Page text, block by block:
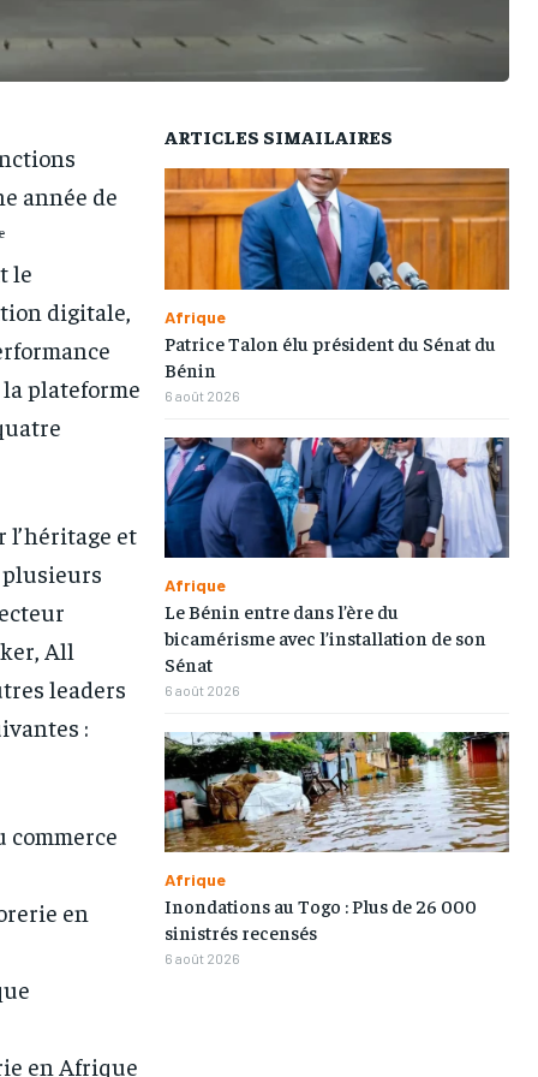
1-MONTH
1-MONTH
année de
le
digitale,
plateforme
l’héritage et
plusieurs
All
leaders
:
commerce
en
en Afrique
ARTICLES SIMAILAIRES
Afrique
Patrice Talon élu président du Sénat du
Bénin
6 août 2026
Afrique
Le Bénin entre dans l’ère du
bicamérisme avec l’installation de son
Sénat
6 août 2026
Afrique
Inondations au Togo : Plus de 26 000
sinistrés recensés
6 août 2026